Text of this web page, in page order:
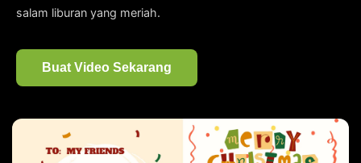
salam liburan yang meriah.
Buat Video Sekarang